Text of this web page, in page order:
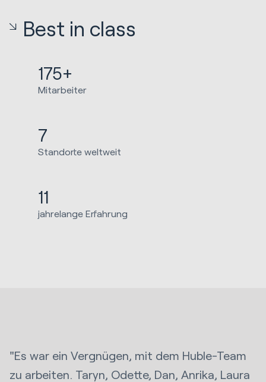
Best in class
175+
Mitarbeiter
7
Standorte weltweit
11
jahrelange Erfahrung
"Es war ein Vergnügen, mit dem Huble-Team
zu arbeiten. Taryn, Odette, Dan, Anrika, Laura